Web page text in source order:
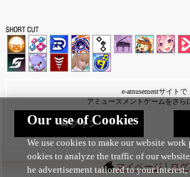
e-amusementサイトで
アミューズメントゲームをさら
ログイン
マイページ|ロ
Our use of Cookies
We use cookies to make our website work
ookies to analyze the traffic of our
he advertisement tailored to your